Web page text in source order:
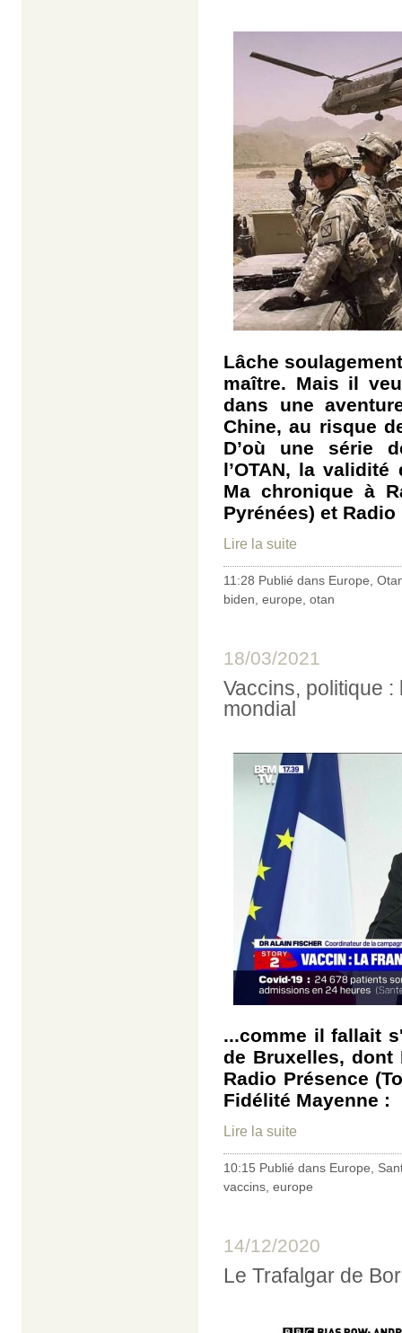
Lâche
maître. Mais il
dans une
Chine, au risque
D’où une série
l’OTAN, la
Ma chronique à
Pyrénées) et
Lire la suite
11:28 Publié dans Europe
biden europe otan
18/03/2021
Vaccins, politique
mondial
...comme il fallait
de Bruxelles, dont
Radio Présence
Fidélité Mayenne :
Lire la suite
10:15 Publié dans Europe,
vaccins, europe
14/12/2020
Le Trafalgar de